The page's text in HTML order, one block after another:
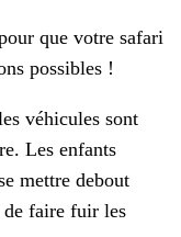
que votre safari
possibles !
véhicules sont
Les enfants
mettre debout
de faire fuir les